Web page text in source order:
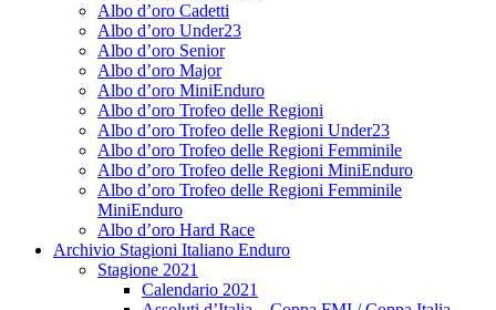
Albo d’oro Cadetti
Albo d’oro Under23
Albo d’oro Senior
Albo d’oro Major
Albo d’oro MiniEnduro
Albo d’oro Trofeo delle Regioni
Albo d’oro Trofeo delle Regioni Under23
Albo d’oro Trofeo delle Regioni Femminile
Albo d’oro Trofeo delle Regioni MiniEnduro
Albo d’oro Trofeo delle Regioni Femminile
MiniEnduro
Albo d’oro Hard Race
Archivio Stagioni Italiano Enduro
Stagione 2021
Calendario 2021